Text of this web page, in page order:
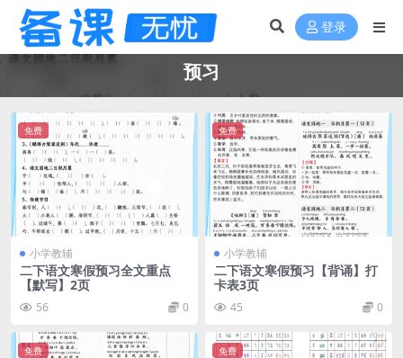
登录
预习
免费
小学教辅
二下语文寒假预习全文重点
【默写】2页
56 0
免费
小学教辅
二下语文寒假预习【背诵】打
卡表3页
45 0
免费 免费